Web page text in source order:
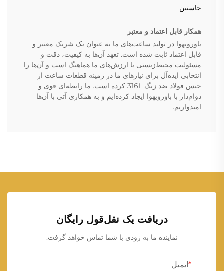
جاستین
همکار قابل اعتماد و معتبر
باورویهوا در تولید ساعت‌های ما به عنوان یک شریک معتبر و
قابل اعتماد ثابت شده است. تعهد آن‌ها به کیفیت، دقت و
مسئولیت محیط‌زیستی با ارزش‌های ما هماهنگ است و آن‌ها را
انتخابی ایده‌آل برای نیازهای ما در زمینه قطعات ساعت از
جنس فولاد ضد زنگ 316L کرده است. ما رابطه‌ای قوی و
دوام‌دار با باورویهوا ایجاد کرده‌ایم و به همکاری آتی با آن‌ها
امیدواریم.
دریافت یک نقل‌قول رایگان
نماینده ما به زودی با شما تماس خواهد گرفت.
ایمیل